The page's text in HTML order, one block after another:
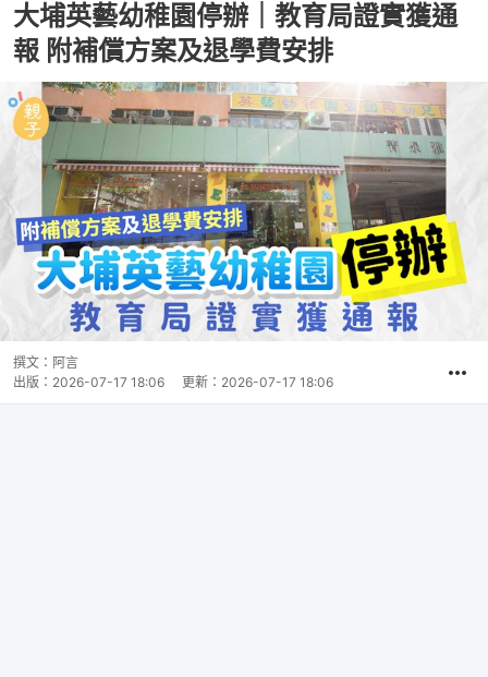
大埔英藝幼稚園停辦｜教育局證實獲通
報 附補償方案及退學費安排
撰文： 阿言
出版： 2026-07-17 18:06 更新： 2026-07-17 18:06